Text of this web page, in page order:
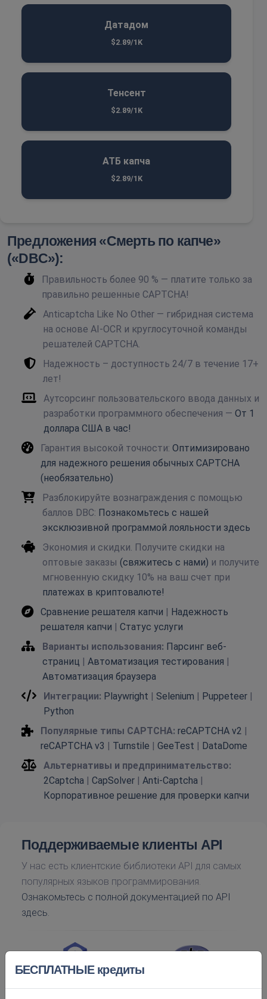
Датадом
$2.89/1K
Тенсент
$2.89/1K
АТБ капча
$2.89/1K
Предложения «Смерть по капче»
(«DBC»):
Правильность более 90 % — платите только за
правильно решенные CAPTCHA!
Anticaptcha Like No Other — гибридная система
на основе AI-OCR и круглосуточной команды
решателей CAPTCHA.
Надежность – доступность 24/7 в течение 17+
лет!
Аутсорсинг пользовательского ввода данных и
разработки программного обеспечения — От 1
доллара США в час!
Гарантия высокой точности: Оптимизировано
для надежного решения обычных CAPTCHA
(необязательно)
Разблокируйте вознаграждения с помощью
баллов DBC: Познакомьтесь с нашей
эксклюзивной программой лояльности здесь
Экономия и скидки. Получите скидки на
оптовые заказы (свяжитесь с нами) и получите
мгновенную скидку 10% на ваш счет при
платежах в криптовалюте!
Сравнение решателя капчи | Надежность
решателя капчи | Статус услуги
Варианты использования: Парсинг веб-
страниц | Автоматизация тестирования |
Автоматизация браузера
Интеграции: Playwright | Selenium | Puppeteer |
Python
Популярные типы CAPTCHA: reCAPTCHA v2 |
reCAPTCHA v3 | Turnstile | GeeTest | DataDome
Альтернативы и предпринимательство:
2Captcha | CapSolver | Anti-Captcha |
Корпоративное решение для проверки капчи
Поддерживаемые клиенты API
У нас есть клиентские библиотеки API для самых
популярных языков программирования.
Ознакомьтесь с полной документацией по API
здесь.
БЕСПЛАТНЫЕ кредиты